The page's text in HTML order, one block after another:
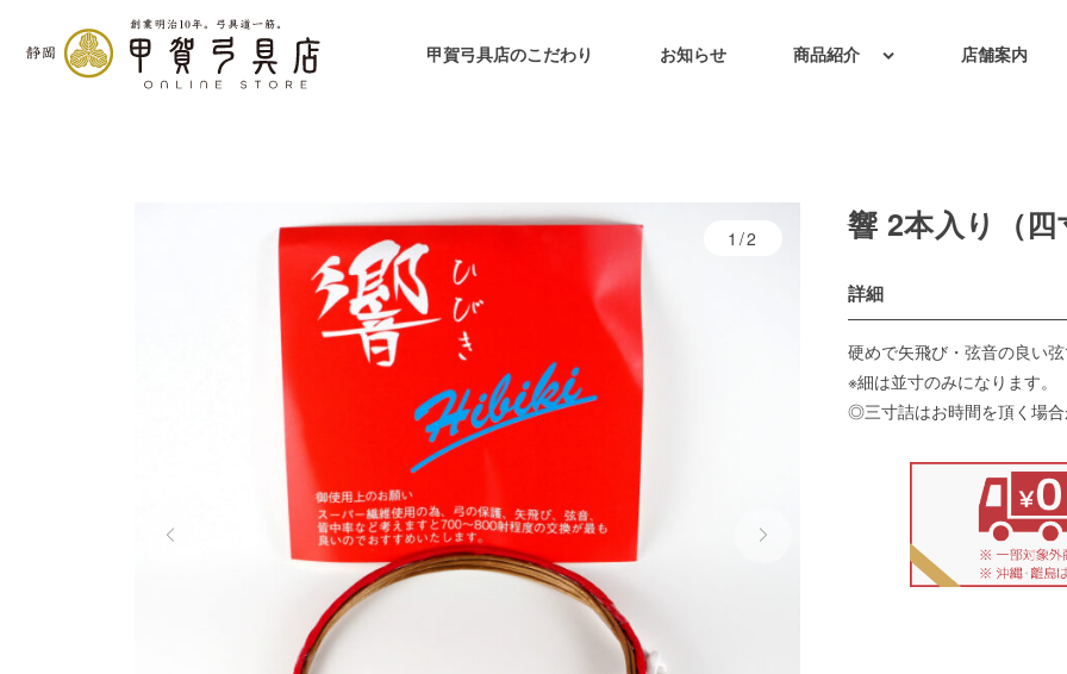
甲賀弓具店のこだわり お知らせ 商品紹介 店舗案内
1/2 響 2本入り（
詳細
硬めで矢飛び・弦音の良い
※細は並寸のみになります。
◎三寸詰はお時間を頂く場